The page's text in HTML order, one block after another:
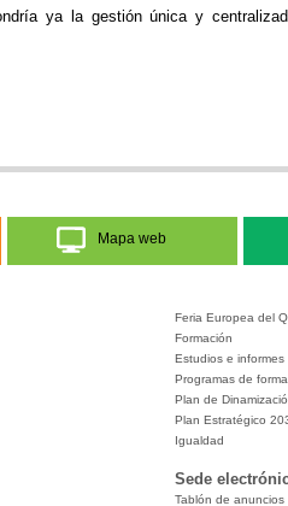
ya la gestión única y
Mapa web
Feria Europea del
Formación
Estudios e informes
Programas de
Plan de
Plan Estratégico
Igualdad
Sede
Tablón de anuncios